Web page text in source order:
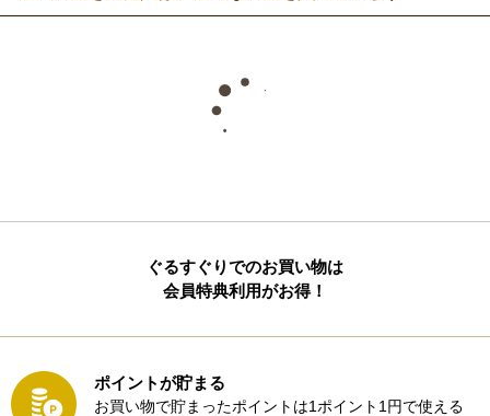
ぐるすぐりでのお買い物は
会員特典利用がお得！
ポイントが貯まる
お買い物で貯まったポイントは1ポイント1円で使える